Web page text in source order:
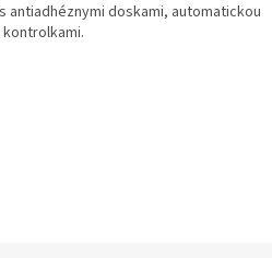
antiadhéznymi doskami, automatickou